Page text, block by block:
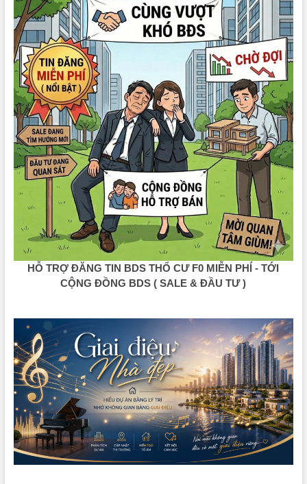
HỖ TRỢ ĐĂNG TIN BDS THỔ CƯ F0 MIỄN PHÍ - TỚI
CỘNG ĐỒNG BDS ( SALE & ĐẦU TƯ )